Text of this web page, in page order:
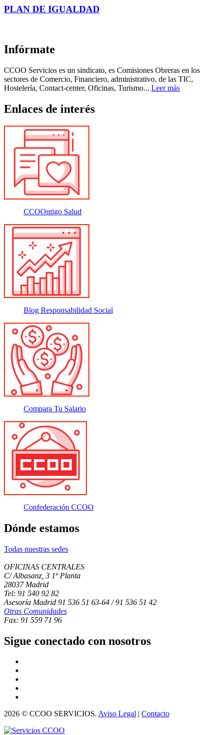
PLAN DE IGUALDAD
Infórmate
CCOO Servicios es un sindicato, es Comisiones Obreras en los
sectores de Comercio, Financiero, administrativo, de las TIC,
Hostelería, Contact-center, Oficinas, Turismo... Leer más
Enlaces de interés
CCOOntigo Salud
Blog Responsabilidad Social
Compara Tu Salario
Confederación CCOO
Dónde estamos
Todas nuestras sedes
OFICINAS CENTRALES
C/ Albasanz, 3 1º Planta
28037 Madrid
Tel: 91 540 92 82
Asesoría Madrid 91 536 51 63-64 / 91 536 51 42
Otras Comunidades
Fax: 91 559 71 96
Sigue conectado con nosotros
2026 © CCOO SERVICIOS. Aviso Legal | Contacto